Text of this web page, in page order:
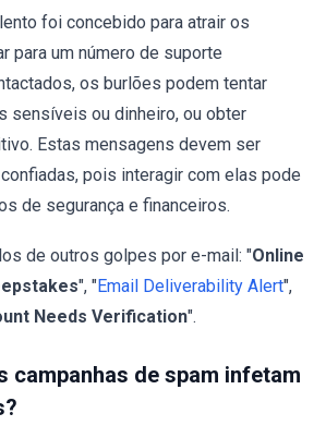
foi concebido para atrair os
para um número de suporte
os burlões podem tentar
sensíveis ou dinheiro, ou obter
Estas mensagens devem ser
pois interagir com elas pode
de segurança e financeiros.
de outros golpes por e-mail: "Online
", "Email Deliverability Alert",
Needs Verification".
campanhas de spam infetam